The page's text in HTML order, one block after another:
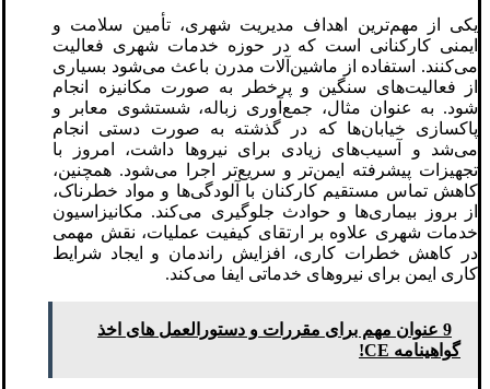
یکی از مهم‌ترین اهداف مدیریت شهری، تأمین سلامت و
ایمنی کارکنانی است که در حوزه خدمات شهری فعالیت
می‌کنند. استفاده از ماشین‌آلات مدرن باعث می‌شود بسیاری
از فعالیت‌های سنگین و پرخطر به صورت مکانیزه انجام
شود. به عنوان مثال، جمع‌آوری زباله، شستشوی معابر و
پاکسازی خیابان‌ها که در گذشته به صورت دستی انجام
می‌شد و آسیب‌های زیادی برای نیروها داشت، امروز با
تجهیزات پیشرفته ایمن‌تر و سریع‌تر اجرا می‌شود. همچنین،
کاهش تماس مستقیم کارکنان با آلودگی‌ها و مواد خطرناک،
از بروز بیماری‌ها و حوادث جلوگیری می‌کند. مکانیزاسیون
خدمات شهری علاوه بر ارتقای کیفیت عملیات، نقش مهمی
در کاهش خطرات کاری، افزایش راندمان و ایجاد شرایط
کاری ایمن برای نیروهای خدماتی ایفا می‌کند.
9 عنوان مهم برای مقررات و دستورالعمل های اخذ
گواهینامه CE!